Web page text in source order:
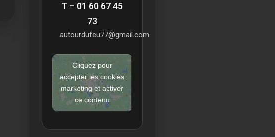
T – 01 60 67 45
73
autourdufeu77@gmail.com
Cliquez pour
accepter les cookies
marketing et activer
ce contenu